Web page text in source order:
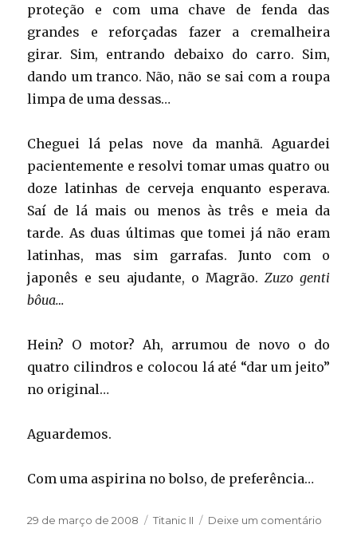
proteção e com uma chave de fenda das
grandes e reforçadas fazer a cremalheira
girar. Sim, entrando debaixo do carro. Sim,
dando um tranco. Não, não se sai com a roupa
limpa de uma dessas…
Cheguei lá pelas nove da manhã. Aguardei
pacientemente e resolvi tomar umas quatro ou
doze latinhas de cerveja enquanto esperava.
Saí de lá mais ou menos às três e meia da
tarde. As duas últimas que tomei já não eram
latinhas, mas sim garrafas. Junto com o
japonês e seu ajudante, o Magrão. Zuzo genti
bôua…
Hein? O motor? Ah, arrumou de novo o do
quatro cilindros e colocou lá até “dar um jeito”
no original…
Aguardemos.
Com uma aspirina no bolso, de preferência…
Publicado
29 de março de 2008 Categorias
Titanic II Deixe um comentário